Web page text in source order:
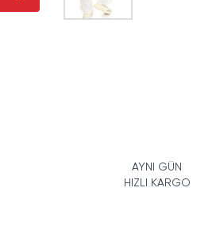
AYNI GÜN
HIZLI KARGO